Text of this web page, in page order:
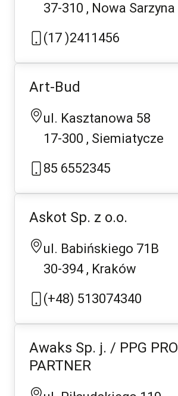
37-310
Nowa Sarzyna
(17 )2411456
Art-Bud
ul. Kasztanowa 58
17-300
Siemiatycze
85 6552345
Askot Sp. z o.o.
ul. Babińskiego 71B
30-394
Kraków
(+48) 513074340
Awaks Sp. j. / PPG PRO
PARTNER